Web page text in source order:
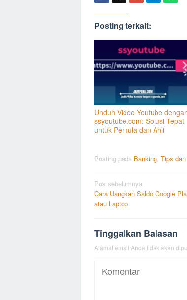
Posting terkait:
Unduh Video Youtube dengan
ssyoutube.com: Solusi Tepat
untuk Pemula dan Ahli
Posting pada Banking, Tips
Navigasi
pos
Pos sebelumnya
Cara Uangkan Saldo Google
atau Laptop
Tinggalkan Balasan
Alamat email Anda tidak akan